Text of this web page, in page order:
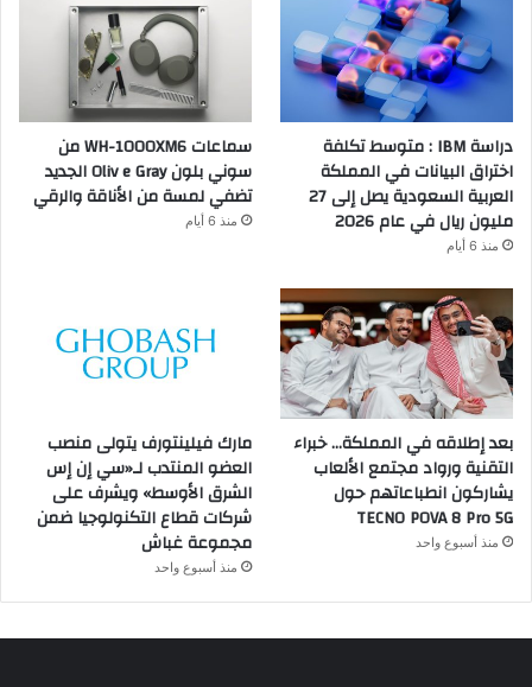
دراسة IBM : متوسط تكلفة
اختراق البيانات في المملكة
العربية السعودية يصل إلى 27
مليون ريال في عام 2026
منذ 6 أيام
سماعات WH-1000XM6 من
سوني بلون Oliv e Gray الجديد
تضفي لمسة من الأناقة والرقي
منذ 6 أيام
بعد إطلاقه في المملكة… خبراء
التقنية ورواد مجتمع الألعاب
يشاركون انطباعاتهم حول
TECNO POVA 8 Pro 5G
منذ أسبوع واحد
مارك فيلينتورف يتولى منصب
العضو المنتدب لـ«سي إن إس
الشرق الأوسط» ويشرف على
شركات قطاع التكنولوجيا ضمن
مجموعة غباش
منذ أسبوع واحد